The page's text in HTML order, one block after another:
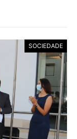
SOCIEDADE